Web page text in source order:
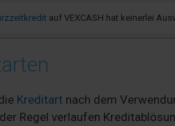
auf VEXCASH hat keinerlei
Kreditart nach dem
Regel verlaufen